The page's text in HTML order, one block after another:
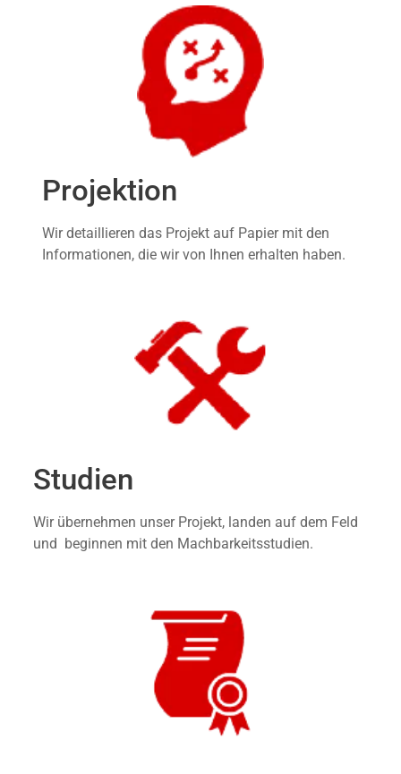
Projektion
Wir detaillieren das Projekt auf Papier mit den
Informationen, die wir von Ihnen erhalten haben.
Studien
Wir übernehmen unser Projekt, landen auf dem Feld
und beginnen mit den Machbarkeitsstudien.